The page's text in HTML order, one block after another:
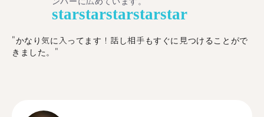
starstarstarstarstar
"かなり気に入ってます！話し相手もすぐに見つけることがで
きました。"